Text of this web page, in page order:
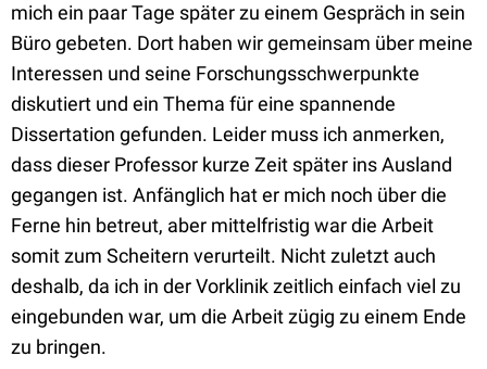
mich ein paar Tage später zu einem Gespräch in sein
Büro gebeten. Dort haben wir gemeinsam über meine
Interessen und seine Forschungsschwerpunkte
diskutiert und ein Thema für eine spannende
Dissertation gefunden. Leider muss ich anmerken,
dass dieser Professor kurze Zeit später ins Ausland
gegangen ist. Anfänglich hat er mich noch über die
Ferne hin betreut, aber mittelfristig war die Arbeit
somit zum Scheitern verurteilt. Nicht zuletzt auch
deshalb, da ich in der Vorklinik zeitlich einfach viel zu
eingebunden war, um die Arbeit zügig zu einem Ende
zu bringen.